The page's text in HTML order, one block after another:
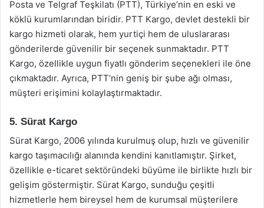
Posta ve Telgraf Teşkilatı (PTT), Türkiye’nin en eski ve
köklü kurumlarından biridir. PTT Kargo, devlet destekli bir
kargo hizmeti olarak, hem yurtiçi hem de uluslararası
gönderilerde güvenilir bir seçenek sunmaktadır. PTT
Kargo, özellikle uygun fiyatlı gönderim seçenekleri ile öne
çıkmaktadır. Ayrıca, PTT’nin geniş bir şube ağı olması,
müşteri erişimini kolaylaştırmaktadır.
5. Sürat Kargo
Sürat Kargo, 2006 yılında kurulmuş olup, hızlı ve güvenilir
kargo taşımacılığı alanında kendini kanıtlamıştır. Şirket,
özellikle e-ticaret sektöründeki büyüme ile birlikte hızlı bir
gelişim göstermiştir. Sürat Kargo, sunduğu çeşitli
hizmetlerle hem bireysel hem de kurumsal müşterilere